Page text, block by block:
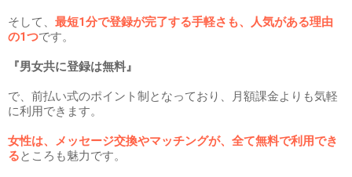
そして、 最短1分で登録が完了する手軽さも、人気がある理由
の1つです。
『男女共に登録は無料』
で、前払い式のポイント制となっており、月額課金よりも気軽
に利用できます。
女性は、メッセージ交換やマッチングが、全て無料で利用でき
るところも魅力です。